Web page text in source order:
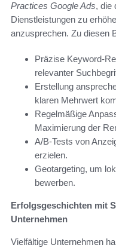
Practices Google Ads, die
Dienstleistungen zu
anzusprechen. Zu diesen
Präzise Keyword-
relevanter
Erstellung
klaren Mehrwert
Regelmäßige
Maximierung der
A/B-Tests von
erzielen.
Geotargeting, um
bewerben.
Erfolgsgeschichten mit
Unternehmen
Vielfältige Unternehmen